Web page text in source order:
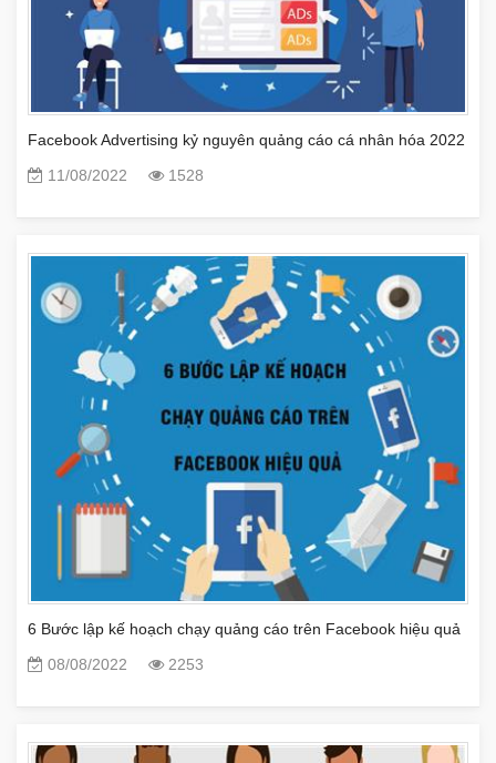
Facebook Advertising kỷ nguyên quảng cáo cá nhân hóa 2022
11/08/2022
1528
6 Bước lập kế hoạch chạy quảng cáo trên Facebook hiệu quả
08/08/2022
2253